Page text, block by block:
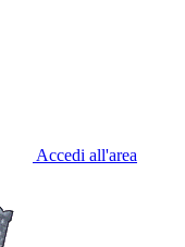
Accedi all'area